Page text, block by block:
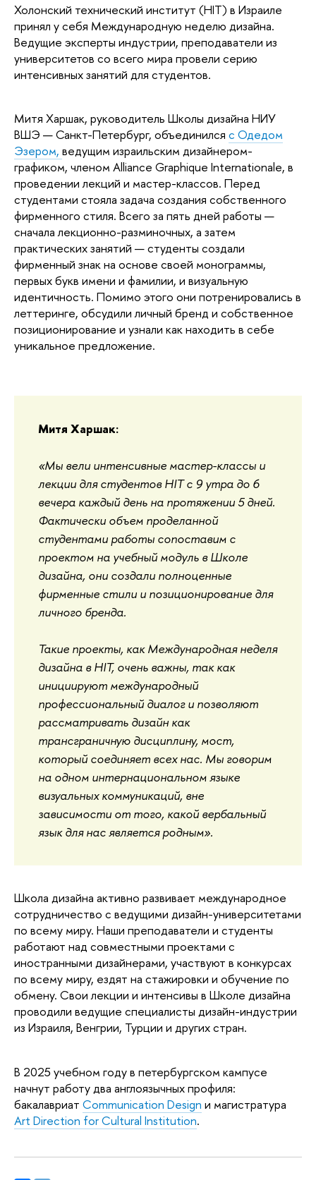
Холонский технический институт (HIT) в Израиле
принял у себя Международную неделю дизайна.
Ведущие эксперты индустрии, преподаватели из
университетов со всего мира провели серию
интенсивных занятий для студентов.
Митя Харшак, руководитель Школы дизайна НИУ
ВШЭ — Санкт-Петербург, объединился с Одедом
Эзером, ведущим израильским дизайнером-
графиком, членом Alliance Graphique Internationale, в
проведении лекций и мастер-классов. Перед
студентами стояла задача создания собственного
фирменного стиля. Всего за пять дней работы —
сначала лекционно-разминочных, а затем
практических занятий — студенты создали
фирменный знак на основе своей монограммы,
первых букв имени и фамилии, и визуальную
идентичность. Помимо этого они потренировались в
леттеринге, обсудили личный бренд и собственное
позиционирование и узнали как находить в себе
уникальное предложение.
Митя Харшак:
«Мы вели интенсивные мастер-классы и
лекции для студентов HIT с 9 утра до 6
вечера каждый день на протяжении 5 дней.
Фактически объем проделанной
студентами работы сопоставим с
проектом на учебный модуль в Школе
дизайна, они создали полноценные
фирменные стили и позиционирование для
личного бренда.
Такие проекты, как Международная неделя
дизайна в HIT, очень важны, так как
инициируют международный
профессиональный диалог и позволяют
рассматривать дизайн как
трансграничную дисциплину, мост,
который соединяет всех нас. Мы говорим
на одном интернациональном языке
визуальных коммуникаций, вне
зависимости от того, какой вербальный
язык для нас является родным».
Школа дизайна активно развивает международное
сотрудничество с ведущими дизайн-университетами
по всему миру. Наши преподаватели и студенты
работают над совместными проектами с
иностранными дизайнерами, участвуют в конкурсах
по всему миру, ездят на стажировки и обучение по
обмену. Свои лекции и интенсивы в Школе дизайна
проводили ведущие специалисты дизайн-индустрии
из Израиля, Венгрии, Турции и других стран.
В 2025 учебном году в петербургском кампусе
начнут работу два англоязычных профиля:
бакалавриат Communication Design и магистратура
Art Direction for Cultural Institution.